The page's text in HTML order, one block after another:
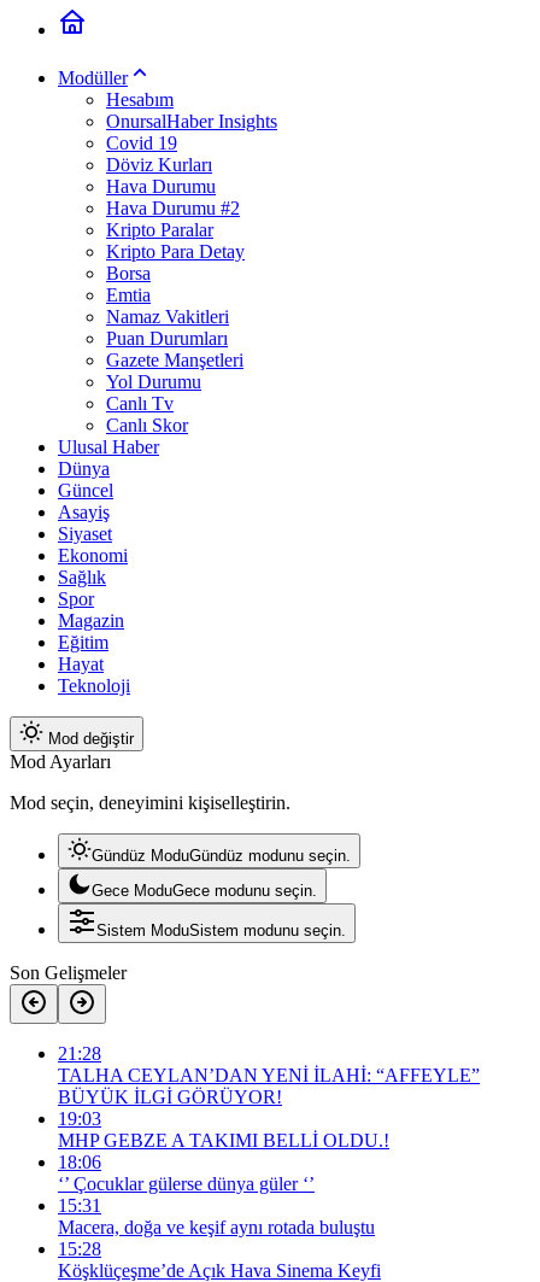
Modüller
Hesabım
OnursalHaber Insights
Covid 19
Döviz Kurları
Hava Durumu
Hava Durumu #2
Kripto Paralar
Kripto Para Detay
Borsa
Emtia
Namaz Vakitleri
Puan Durumları
Gazete Manşetleri
Yol Durumu
Canlı Tv
Canlı Skor
Ulusal Haber
Dünya
Güncel
Asayiş
Siyaset
Ekonomi
Sağlık
Spor
Magazin
Eğitim
Hayat
Teknoloji
Mod değiştir
Mod Ayarları
Mod seçin, deneyimini kişiselleştirin.
Gündüz ModuGündüz modunu seçin.
Gece ModuGece modunu seçin.
Sistem ModuSistem modunu seçin.
Son Gelişmeler
21:28
TALHA CEYLAN’DAN YENİ İLAHİ: “AFFEYLE”
BÜYÜK İLGİ GÖRÜYOR!
19:03
MHP GEBZE A TAKIMI BELLİ OLDU.!
18:06
‘’ Çocuklar gülerse dünya güler ‘’
15:31
Macera, doğa ve keşif aynı rotada buluştu
15:28
Köşklüçeşme’de Açık Hava Sinema Keyfi